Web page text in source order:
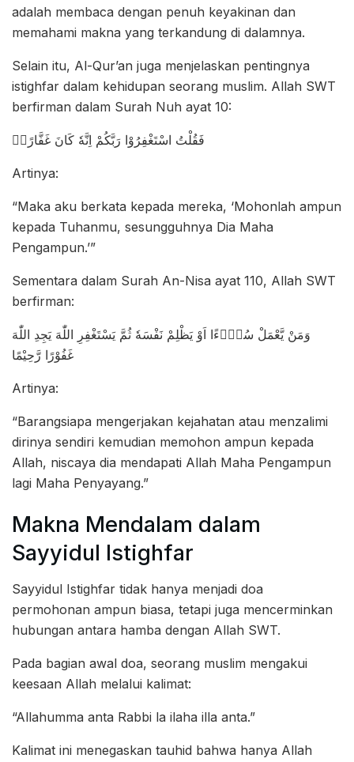
adalah membaca dengan penuh keyakinan dan
memahami makna yang terkandung di dalamnya.
Selain itu, Al-Qur’an juga menjelaskan pentingnya
istighfar dalam kehidupan seorang muslim. Allah SWT
berfirman dalam Surah Nuh ayat 10:
فَقُلْتُ اسْتَغْفِرُوْا رَبَّكُمْ اِنَّهٗ كَانَ غَفَّارًاۙ
Artinya:
“Maka aku berkata kepada mereka, ‘Mohonlah ampun
kepada Tuhanmu, sesungguhnya Dia Maha
Pengampun.’”
Sementara dalam Surah An-Nisa ayat 110, Allah SWT
berfirman:
وَمَنْ يَّعْمَلْ سُوْۤءًا اَوْ يَظْلِمْ نَفْسَهٗ ثُمَّ يَسْتَغْفِرِ اللّٰهَ يَجِدِ اللّٰهَ
غَفُوْرًا رَّحِيْمًا
Artinya:
“Barangsiapa mengerjakan kejahatan atau menzalimi
dirinya sendiri kemudian memohon ampun kepada
Allah, niscaya dia mendapati Allah Maha Pengampun
lagi Maha Penyayang.”
Makna Mendalam dalam
Sayyidul Istighfar
Sayyidul Istighfar tidak hanya menjadi doa
permohonan ampun biasa, tetapi juga mencerminkan
hubungan antara hamba dengan Allah SWT.
Pada bagian awal doa, seorang muslim mengakui
keesaan Allah melalui kalimat:
“Allahumma anta Rabbi la ilaha illa anta.”
Kalimat ini menegaskan tauhid bahwa hanya Allah